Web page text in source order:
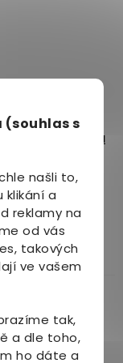
s
našli to,
a
reklamy na
od vás
takových
ve vašem
tak,
a dle toho,
ho dáte a
pražená
Na dotaz
29 Kč
Detail